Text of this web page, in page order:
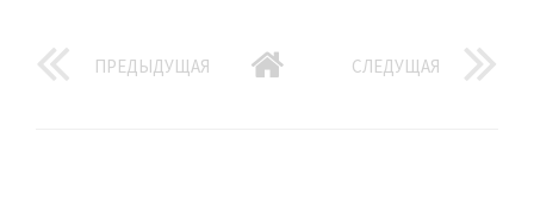
ПРЕДЫДУЩАЯ СЛЕДУЩАЯ